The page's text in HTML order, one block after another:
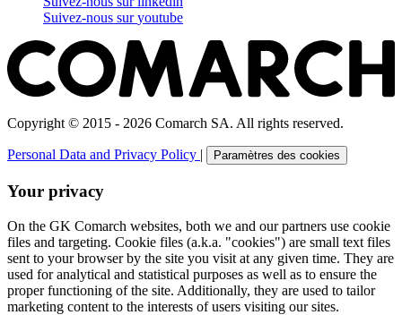
Suivez-nous suryoutube
Copyright © 2015 - 2026 Comarch SA. All rights reserved.
Personal Data and Privacy Policy | Paramètres des cookies
Your privacy
On the GK Comarch websites, both we and our partners use cookie
files and targeting. Cookie files (a.k.a. "cookies") are small text files
sent to your browser by the site you visit at any given time. They are
used for analytical and statistical purposes as well as to ensure the
proper functioning of the site. Additionally, they are used to tailor
marketing content to the interests of users visiting our sites.